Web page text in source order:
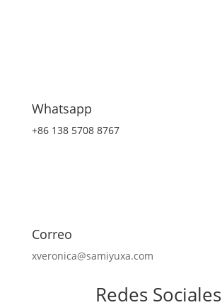
Whatsapp
+86 138 5708 8767
Correo
xveronica@samiyuxa.com
Redes Sociales